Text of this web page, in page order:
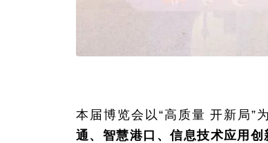
本届博览会以“高质量 开新局”
通、智慧港口、信息技术应用